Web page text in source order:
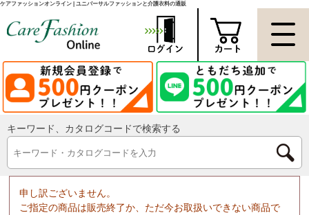
ケアファッションオンライン | ユニバーサルファッションと介護衣料の通販
キーワード、カタログコードで検索する
申し訳ございません。
ご指定の商品は販売終了か、ただ今お取扱いできない商品で